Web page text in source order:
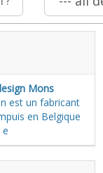
Mons
est un fabricant
en Belgique